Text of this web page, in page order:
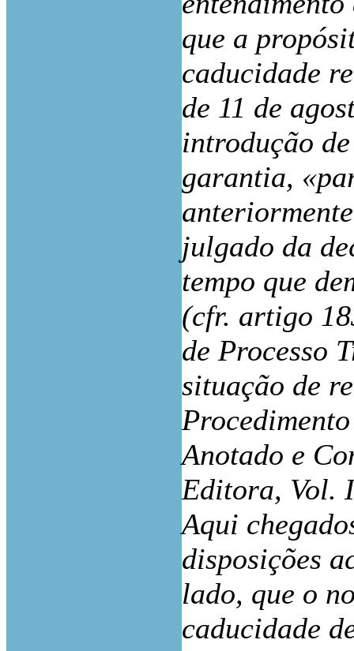
que a
caducidade
de 11 de
introdução
garantia,
julgado da
tempo que
(cfr. artigo
de Processo
situação de
Anotado e
Editora, Vol.
Aqui
disposições
lado, que o
caducidade